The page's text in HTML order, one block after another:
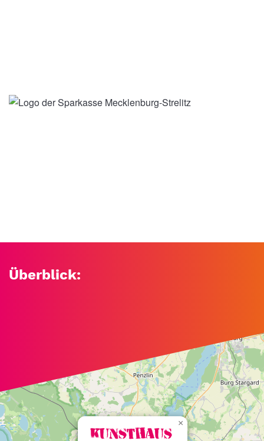
Überblick:
Kunsthaus
×